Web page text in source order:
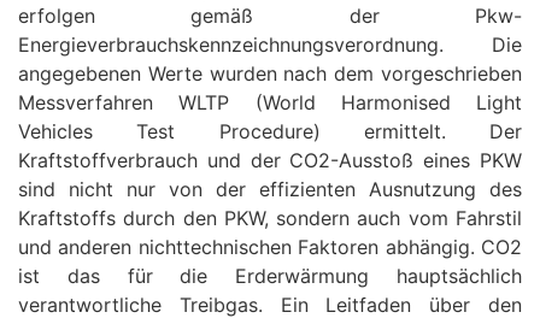
erfolgen gemäß der Pkw-
Energieverbrauchskennzeichnungsverordnung. Die
angegebenen Werte wurden nach dem vorgeschrieben
Messverfahren WLTP (World Harmonised Light
Vehicles Test Procedure) ermittelt. Der
Kraftstoffverbrauch und der CO2-Ausstoß eines PKW
sind nicht nur von der effizienten Ausnutzung des
Kraftstoffs durch den PKW, sondern auch vom Fahrstil
und anderen nichttechnischen Faktoren abhängig. CO2
ist das für die Erderwärmung hauptsächlich
verantwortliche Treibgas. Ein Leitfaden über den